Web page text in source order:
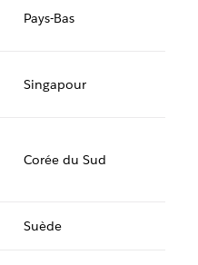
Pays-Bas
Singapour
Corée du Sud
Suède